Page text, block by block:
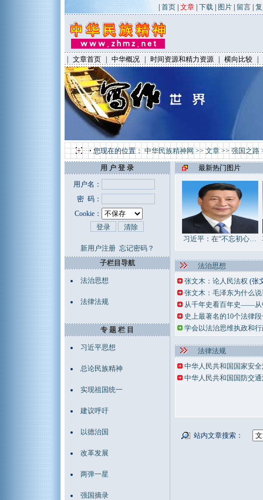
首页 文章 下载 图片 留言
文章首页 中华概况 时间资源和精力资源 横向比较
您现在的位置：中华民族精神网>>文章>>强国之路
用 户 登 录
用户名：
密 码：
Cookie：
新用户注册 忘记密码？
子栏目导航
法治思想
法律法规
专 题 栏 目
习近平思想
总论民族精神
实现祖国统一
建议呼吁
以德治国
改革发展
两弹一星
强国摘录
最新热门图片
习近平：在“不忘初心…
法治思想
张文木：论人民法权 (张
张文木：毛泽东为什么
从千年史看百年史——从
史上最著名的10个法律
学会以法治思维执政和
法律法规
中华人民共和国国家安
中华人民共和国国防交
站内文章搜索：